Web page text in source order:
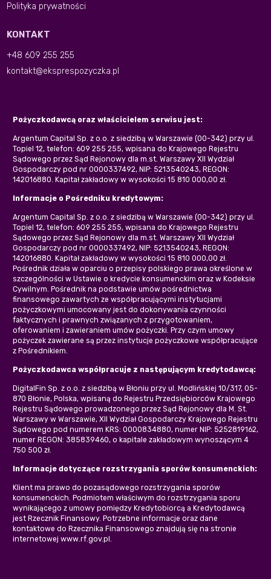
Polityka prywatności
KONTAKT
+48 609 255 255
kontakt@eksprespozyczka.pl
Pożyczkodawcą oraz właścicielem serwisu jest:
Argentum Capital Sp. z o.o. z siedzibą w Warszawie (00-342) przy ul.
Topiel 12, telefon: 609 255 255, wpisana do Krajowego Rejestru
Sądowego przez Sąd Rejonowy dla m.st. Warszawy XII Wydział
Gospodarczy pod nr 0000337492, NIP: 5213540243, REGON:
142016880. Kapitał zakładowy w wysokości 15 810 000,00 zł.
Informacje o Pośredniku kredytowym:
Argentum Capital Sp. z o.o. z siedzibą w Warszawie (00-342) przy ul.
Topiel 12, telefon: 609 255 255, wpisana do Krajowego Rejestru
Sądowego przez Sąd Rejonowy dla m.st. Warszawy XII Wydział
Gospodarczy pod nr 0000337492, NIP: 5213540243, REGON:
142016880. Kapitał zakładowy w wysokości 15 810 000,00 zł.
Pośrednik działa w oparciu o przepisy polskiego prawa określone w
szczególności w Ustawie o kredycie konsumenckim oraz w Kodeksie
Cywilnym. Pośrednik na podstawie umów pośrednictwa
finansowego zawartych ze współpracującymi instytucjami
pożyczkowymi umocowany jest do dokonywania czynności
faktycznych i prawnych związanych z przygotowaniem,
oferowaniem i zawieraniem umów pożyczki. Przy czym umowy
pożyczek zawierane są przez instytucje pożyczkowe współpracujące
z Pośrednikiem.
Pożyczkodawca współpracuje z następującym kredytodawcą:
DigitalFin Sp. z o.o. z siedzibą w Błoniu przy ul. Modlińskiej 10/317, 05-
870 Błonie, Polska, wpisaną do Rejestru Przedsiębiorców Krajowego
Rejestru Sądowego prowadzonego przez Sąd Rejonowy dla M. St.
Warszawy w Warszawie, XII Wydział Gospodarczy Krajowego Rejestru
Sądowego pod numerem KRS: 0000834880, numer NIP: 5252819162,
numer REGON: 385839460, o kapitale zakładowym wynoszącym 4
750 500 zł.
Informacje dotyczące rozstrzygania sporów konsumenckich:
Klient ma prawo do pozasądowego rozstrzygania sporów
konsumenckich. Podmiotem właściwym do rozstrzygania sporu
wynikającego z umowy pomiędzy Kredytobiorcą a Kredytodawcą
jest Rzecznik Finansowy. Potrzebne informacje oraz dane
kontaktowe do Rzecznika Finansowego znajdują się na stronie
internetowej www.rf.gov.pl.